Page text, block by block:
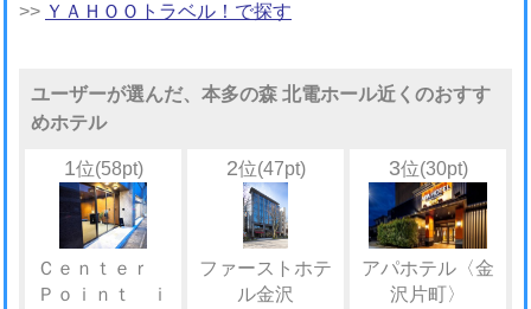
>> ＹＡＨＯＯトラベル！で探す
ユーザーが選んだ、本多の森 北電ホール近くのおすす
めホテル
1位(58pt)
Ｃｅｎｔｅｒ
Ｐｏｉｎｔ ｉ
2位(47pt)
ファーストホテ
ル金沢
3位(30pt)
アパホテル〈金
沢片町〉